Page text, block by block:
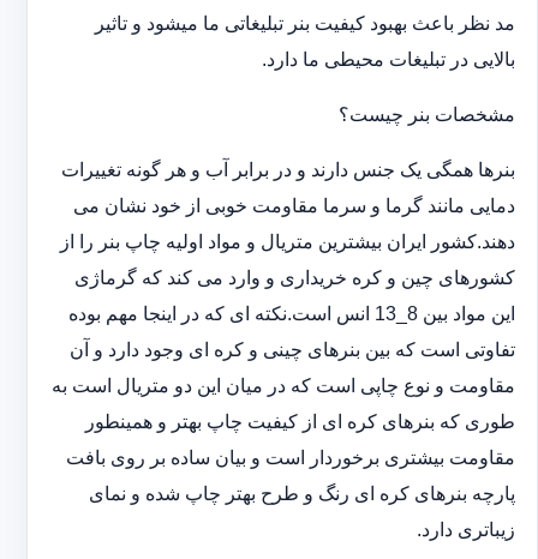
مد نظر باعث بهبود کیفیت بنر تبلیغاتی ما میشود و تاثیر
بالایی در تبلیغات محیطی ما دارد.
مشخصات بنر چیست؟
بنرها همگی یک جنس دارند و در برابر آب و هر گونه تغییرات
دمایی مانند گرما و سرما مقاومت خوبی از خود نشان می
دهند.کشور ایران بیشترین متریال و مواد اولیه چاپ بنر را از
کشورهای چین و کره خریداری و وارد می کند که گرماژی
این مواد بین 8_13 انس است.نکته ای که در اینجا مهم بوده
تفاوتی است که بین بنرهای چینی و کره ای وجود دارد و آن
مقاومت و نوع چاپی است که در میان این دو متریال است به
طوری که بنرهای کره ای از کیفیت چاپ بهتر و همینطور
مقاومت بیشتری برخوردار است و بیان ساده بر روی بافت
پارچه بنرهای کره ای رنگ و طرح بهتر چاپ شده و نمای
زیباتری دارد.